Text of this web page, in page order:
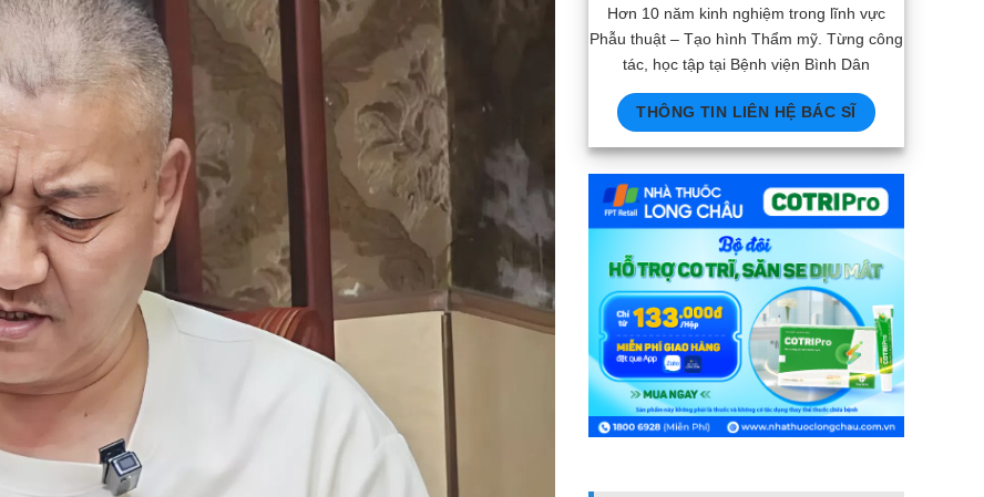
Hơn 10 năm kinh nghiệm trong lĩnh vực
Phẫu thuật – Tạo hình Thẩm mỹ. Từng công
tác, học tập tại Bệnh viện Bình Dân
THÔNG TIN LIÊN HỆ BÁC SĨ